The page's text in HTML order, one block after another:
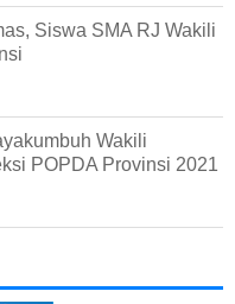
Siswa SMA RJ Wakili
Wakili
POPDA Provinsi 2021